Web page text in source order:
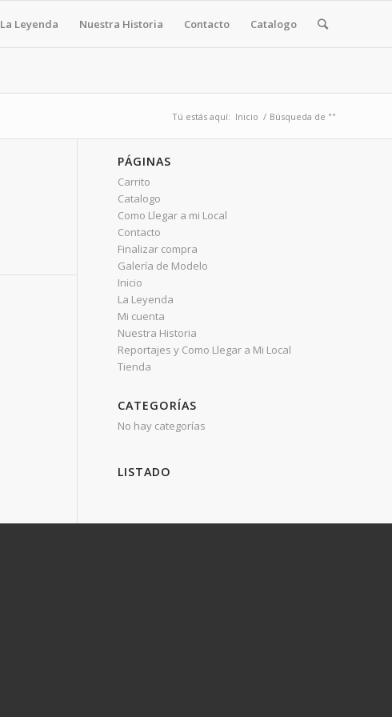
La Leyenda Nuestra Historia Contacto Catalogo
Tú estás aquí: Inicio / Búsqueda de ""
PÁGINAS
Carrito
Catalogo
Como Llegar a mi Local
Contacto
Finalizar compra
Galería de Modelo
Inicio
La Leyenda
Mi cuenta
Nuestra Historia
Reportajes y Como Llegar a Mi Local
Tienda
CATEGORÍAS
No hay categorías
LISTADO